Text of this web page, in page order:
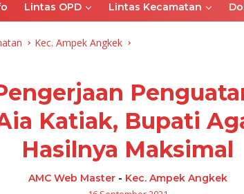
Lintas OPD Lintas Kecamatan
Kec. Ampek Angkek
Katiak, Bupati
Hasilnya Maksimal
AMC Web Master- Kec. Ampek Angkek